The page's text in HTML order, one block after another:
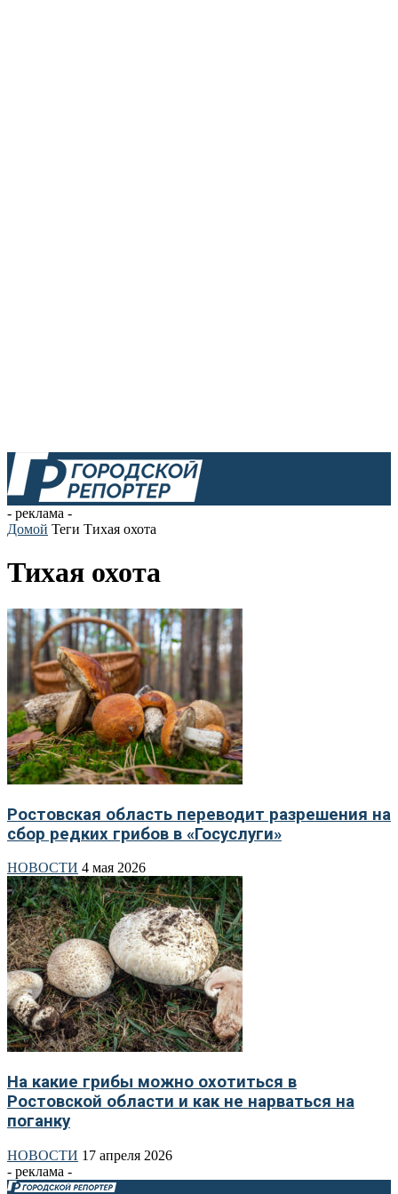
- реклама -
Домой Теги Тихая охота
Тихая охота
Ростовская область переводит разрешения на
сбор редких грибов в «Госуслуги»
НОВОСТИ 4 мая 2026
На какие грибы можно охотиться в
Ростовской области и как не нарваться на
поганку
НОВОСТИ 17 апреля 2026
- реклама -